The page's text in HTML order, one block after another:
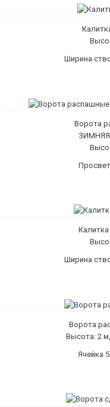
Ширина
Ворота
Ширина
Ворота
Высота: 2
Ячейка